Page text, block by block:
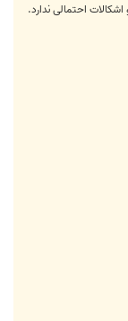
احتمالی ندارد.